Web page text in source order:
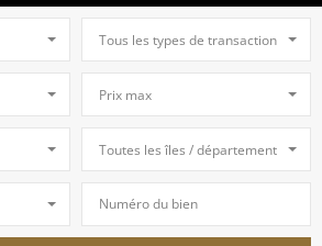
Tous les types de transaction
Prix max
Toutes les îles / départements